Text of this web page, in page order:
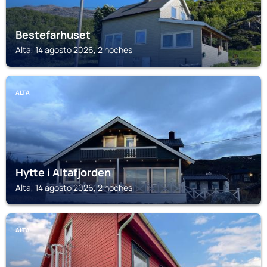
Bestefarhuset
Alta, 14 agosto 2026, 2 noches
ALTA
Hytte i Altafjorden
Alta, 14 agosto 2026, 2 noches
ALTA